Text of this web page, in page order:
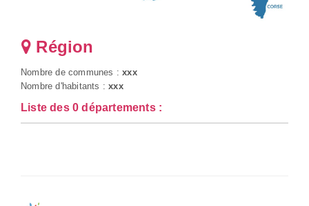
Région
Nombre de communes :xxx
Nombre d'habitants :xxx
Liste des 0 départements :